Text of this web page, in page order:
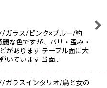
/ガラス/ピンク×ブルー/約
な色ですが、バリ・歪み・
があります テーブル面に大
いています 当面…
/ガラスインタリオ/鳥と女の